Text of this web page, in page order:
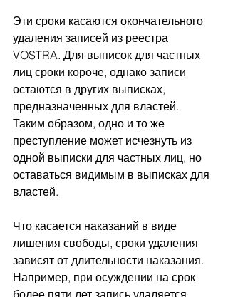
Эти сроки касаются окончательного
удаления записей из реестра
VOSTRA. Для выписок для частных
лиц сроки короче, однако записи
остаются в других выписках,
предназначенных для властей.
Таким образом, одно и то же
преступление может исчезнуть из
одной выписки для частных лиц, но
оставаться видимым в выписках для
властей.
Что касается наказаний в виде
лишения свободы, сроки удаления
зависят от длительности наказания.
Например, при осуждении на срок
более пяти лет запись удаляется